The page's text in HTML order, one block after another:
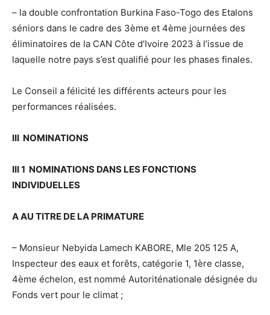
– la double confrontation Burkina Faso-Togo des Etalons
séniors dans le cadre des 3ème et 4ème journées des
éliminatoires de la CAN Côte d’Ivoire 2023 à l’issue de
laquelle notre pays s’est qualifié pour les phases finales.
Le Conseil a félicité les différents acteurs pour les
performances réalisées.
III NOMINATIONS
III 1 NOMINATIONS DANS LES FONCTIONS
INDIVIDUELLES
A AU TITRE DE LA PRIMATURE
– Monsieur Nebyida Lamech KABORE, Mle 205 125 A,
Inspecteur des eaux et forêts, catégorie 1, 1ère classe,
4ème échelon, est nommé Autoriténationale désignée du
Fonds vert pour le climat ;